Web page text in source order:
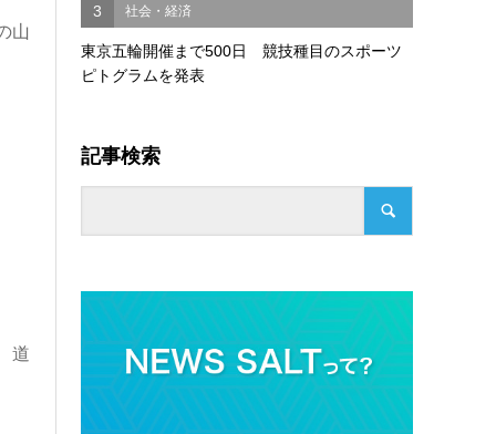
山
道
3 社会・経済
東京五輪開催まで500日 競技種目のスポーツ
ピトグラムを発表
記事検索